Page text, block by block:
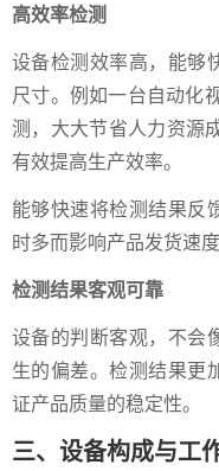
高效率检测
设备检测效率高，能够
尺寸。例如一台自动化
测，大大节省人力资源
有效提高生产效率。
能够快速将检测结果反
时多而影响产品发货速度
检测结果客观可靠
设备的判断客观，不会
生的偏差。检测结果更
证产品质量的稳定性。
三、设备构成与工